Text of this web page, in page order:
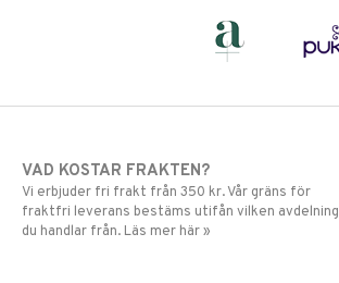
VAD KOSTAR FRAKTEN?
Vi erbjuder fri frakt från 350 kr. Vår gräns för
fraktfri leverans bestäms utifån vilken avdelning
du handlar från. Läs mer här »